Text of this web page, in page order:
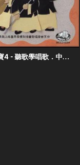
媽咪寶寶4 - 聽歌學唱歌．中國民歌